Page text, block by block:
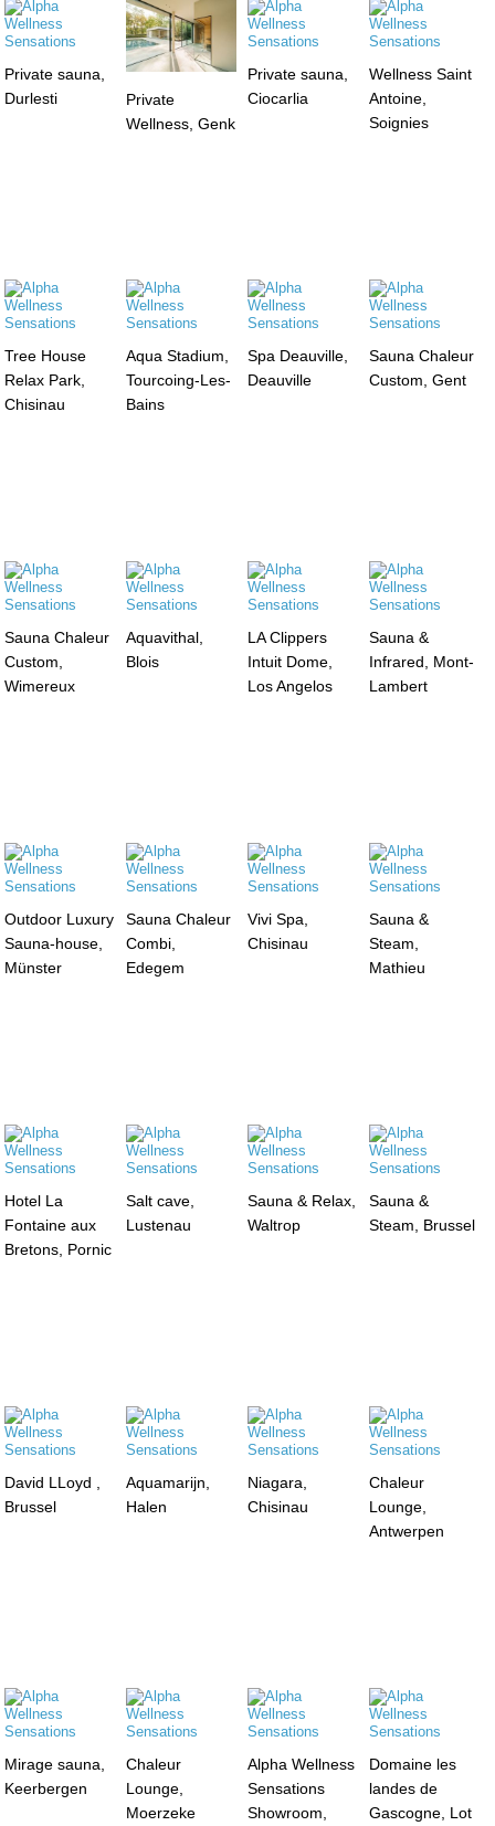
Private sauna,
Durlesti
Private
Wellness, Genk
Private sauna,
Ciocarlia
Wellness Saint
Antoine,
Soignies
Tree House
Relax Park,
Chisinau
Aqua Stadium,
Tourcoing-Les-
Bains
Spa Deauville,
Deauville
Sauna Chaleur
Custom, Gent
Sauna Chaleur
Custom,
Wimereux
Aquavithal,
Blois
LA Clippers
Intuit Dome,
Los Angelos
Sauna &
Infrared, Mont-
Lambert
Outdoor Luxury
Sauna-house,
Münster
Sauna Chaleur
Combi,
Edegem
Vivi Spa,
Chisinau
Sauna &
Steam,
Mathieu
Hotel La
Fontaine aux
Bretons, Pornic
Salt cave,
Lustenau
Sauna & Relax,
Waltrop
Sauna &
Steam, Brussel
David LLoyd ,
Brussel
Aquamarijn,
Halen
Niagara,
Chisinau
Chaleur
Lounge,
Antwerpen
Mirage sauna,
Keerbergen
Chaleur
Lounge,
Moerzeke
Alpha Wellness
Sensations
Showroom,
Domaine les
landes de
Gascogne, Lot